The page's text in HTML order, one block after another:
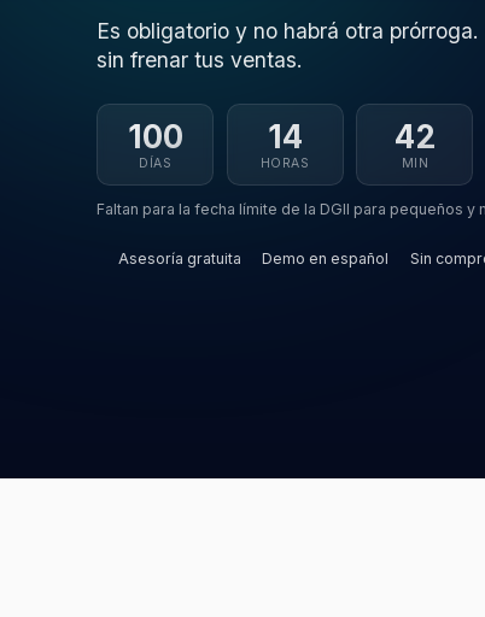
Es obligatorio y no habrá otra
sin frenar tus ventas.
100
DÍAS
14
HORAS
42
MIN
Faltan para la fecha límite de la DGII para pequeños
Asesoría gratuita Demo en español Sin